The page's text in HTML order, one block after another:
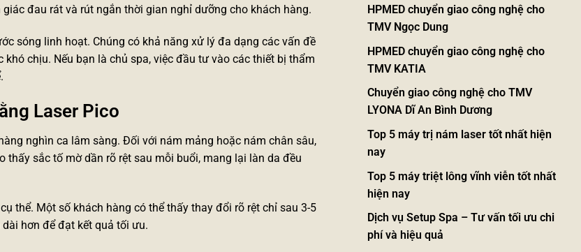
đau rát và rút ngắn thời gian nghỉ dưỡng cho khách hàng.
sóng linh hoạt. Chúng có khả năng xử lý đa dạng các vấn đề
chịu. Nếu bạn là chủ spa, việc đầu tư vào các thiết bị thẩm
Laser Pico
nghìn ca lâm sàng. Đối với nám mảng hoặc nám chân sâu,
sắc tố mờ dần rõ rệt sau mỗi buổi, mang lại làn da đều
thể. Một số khách hàng có thể thấy thay đổi rõ rệt chỉ sau 3-5
hơn để đạt kết quả tối ưu.
HPMED chuyển giao công nghệ cho
TMV Ngọc Dung
HPMED chuyển giao công nghệ cho
TMV KATIA
Chuyển giao công nghệ cho TMV
LYONA Dĩ An Bình Dương
Top 5 máy trị nám laser tốt nhất hiện
nay
Top 5 máy triệt lông vĩnh viễn tốt nhất
hiện nay
Dịch vụ Setup Spa – Tư vấn tối ưu chi
phí và hiệu quả